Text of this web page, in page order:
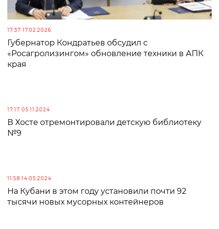
17:37 17.02.2026
Губернатор Кондратьев обсудил с
«Росагролизингом» обновление техники в АПК
края
17:17 05.11.2024
В Хосте отремонтировали детскую библиотеку
№9
11:58 14.05.2024
На Кубани в этом году установили почти 92
тысячи новых мусорных контейнеров